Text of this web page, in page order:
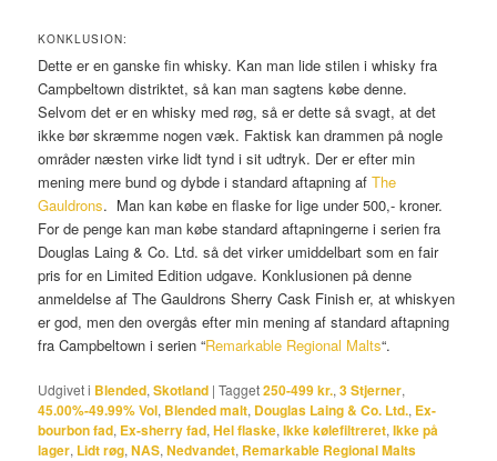
KONKLUSION:
Dette er en ganske fin whisky. Kan man lide stilen i whisky fra
Campbeltown distriktet, så kan man sagtens købe denne.
Selvom det er en whisky med røg, så er dette så svagt, at det
ikke bør skræmme nogen væk. Faktisk kan drammen på nogle
områder næsten virke lidt tynd i sit udtryk. Der er efter min
mening mere bund og dybde i standard aftapning afThe
Gauldrons. Man kan købe en flaske for lige under 500,- kroner.
For de penge kan man købe standard aftapningerne i serien fra
Douglas Laing & Co. Ltd. så det virker umiddelbart som en fair
pris for en Limited Edition udgave. Konklusionen på denne
anmeldelse af The Gauldrons Sherry Cask Finish er, at whiskyen
er god, men den overgås efter min mening af standard aftapning
fra Campbeltown i serien “Remarkable Regional Malts“.
Udgivet i Blended,Skotland |Tagget250-499 kr.,3 Stjerner,
45.00%-49.99% Vol, Blended malt, Douglas Laing & Co. Ltd., Ex-
bourbon fad, Ex-sherry fad,Hel flaske,Ikke kølefiltreret,Ikke på
lager, Lidt røg,NAS,Nedvandet, Remarkable Regional Malts